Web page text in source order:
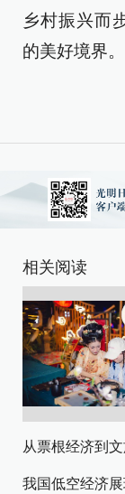
乡村振兴而
的美好境界。
相关阅读
我国低空经济